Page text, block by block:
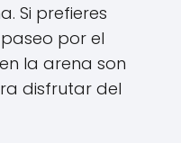
Si prefieres
por el
la arena son
disfrutar del